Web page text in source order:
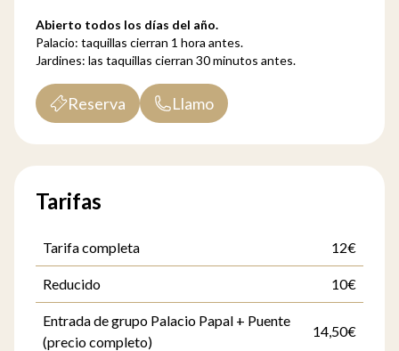
Abierto todos los días del año.
Palacio: taquillas cierran 1 hora antes.
Jardines: las taquillas cierran 30 minutos antes.
Reserva Llamo
Tarifas
Tarifa completa 12€
Reducido 10€
Entrada de grupo Palacio Papal + Puente
(precio completo)
14,50€